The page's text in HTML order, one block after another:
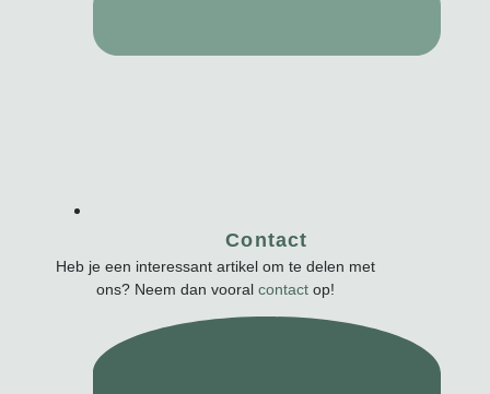
Contact
Heb je een interessant artikel om te delen met
ons? Neem dan vooralcontact op!